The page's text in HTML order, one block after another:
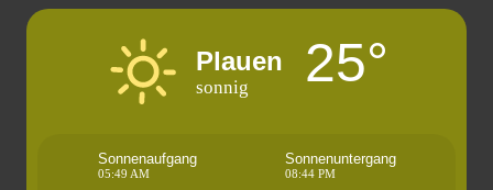
Plauen
sonnig 25°
Sonnenaufgang
05:49 AM
Sonnenuntergang
08:44 PM